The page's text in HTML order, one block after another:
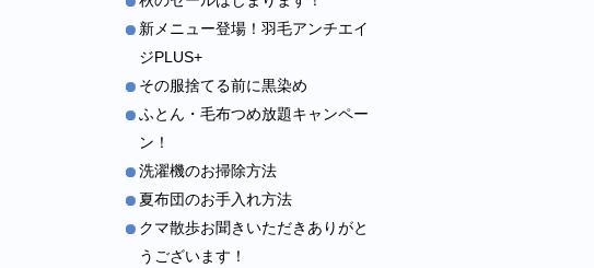
新メニュー登場！羽毛アンチエイ
ジPLUS+
その服捨てる前に黒染め
ふとん・毛布つめ放題キャンペー
ン！
洗濯機のお掃除方法
夏布団のお手入れ方法
クマ散歩お聞きいただきありがと
うございます！